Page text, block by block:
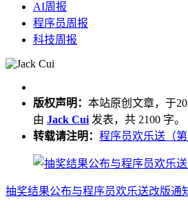
AI周报
程序员周报
科技周报
版权声明： 本站原创文章，于
由 Jack Cui 发表，共 2100 字。
转载请注明： 程序员欢乐送（第
抽奖结果公布与程序员欢乐送改版通